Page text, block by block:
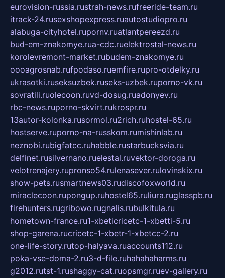
eurovision-russia.rustrah-news.rufreeride-team.ru
itrack-24.rusexshopexpress.ruautostudiopro.ru
alabuga-cityhotel.rupornv.ruatlantpereezd.ru
bud-em-znakomye.rua-cdc.ruelektrostal-news.ru
korolevremont-market.rubudem-znakomye.ru
oooagrosnab.rufpodaso.ruemfire.rupro-otdelky.ru
ukrasotki.ruseksuzbek.ruseks-uzbek.ruporno-vk.ru
sovratili.ruolecoon.ruvd-dosug.ruadonyev.ru
rbc-news.ruporno-skvirt.rukrospr.ru
13autor-kolonka.rusormol.ru2rich.ruhostel-65.ru
hostserve.ruporno-na-russkom.rumishinlab.ru
neznobi.rubigfatcc.ruhabble.rustarbucksvia.ru
delfinet.rusilvernano.ruelestal.ruvektor-doroga.ru
velotrenajery.rupronso54.rulenasever.rulovinskix.ru
show-pets.rusmartnews03.rudiscofoxworld.ru
miraclecoon.rupongup.ruhostel65.ruliura.ruglasspb.ru
firehunters.rugribowo.rugnalis.rubulkitula.ru
hometown-france.ru1-xbeticricetc-1-xbetti-5.ru
shop-garena.rucricetc-1-xbetr-1-xbetcc-2.ru
one-life-story.rutop-halyava.ruaccounts112.ru
poka-vse-doma-2.ru3-d-file.ruhahahaharms.ru
g2012.rutst-1.rushaggy-cat.ruopsmgr.ruev-gallery.ru